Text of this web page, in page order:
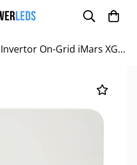
Invertor On-Grid iMars XG15KTR 15KW Trifazic Prosumator